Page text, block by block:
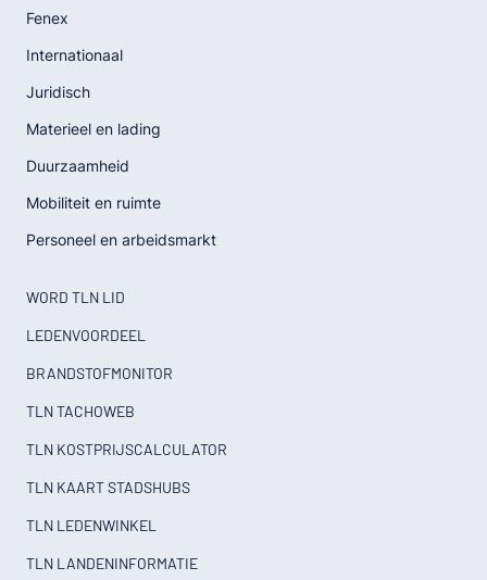
Fenex
Internationaal
Juridisch
Materieel en lading
Duurzaamheid
Mobiliteit en ruimte
Personeel en arbeidsmarkt
WORD TLN LID
LEDENVOORDEEL
BRANDSTOFMONITOR
TLN TACHOWEB
TLN KOSTPRIJSCALCULATOR
TLN KAART STADSHUBS
TLN LEDENWINKEL
TLN LANDENINFORMATIE